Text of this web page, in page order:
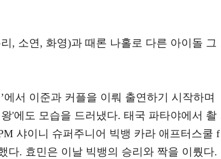
, 소연, 화영)과 때론 나홀로 다른 아이돌 그
서 이준과 커플을 이뤄 출연하기 시작하며
'에도 모습을 드러냈다. 태국 파타야에서 촬
샤이니 슈퍼주니어 빅뱅 카라 애프터스쿨 f
다. 효민은 이날 빅뱅의 승리와 짝을 이뤘다.